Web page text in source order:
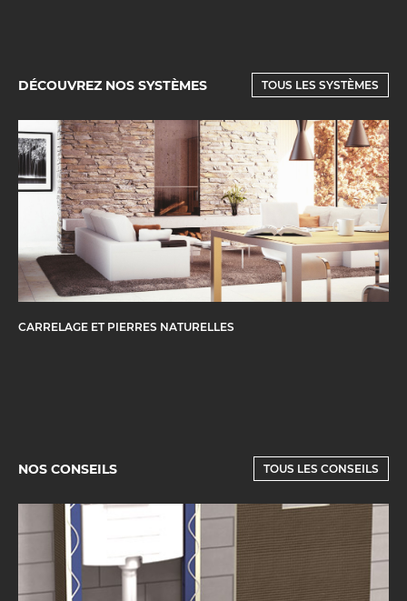
DÉCOUVREZ NOS SYSTÈMES TOUS LES SYSTÈMES
CARRELAGE ET PIERRES NATURELLES
NOS CONSEILS TOUS LES CONSEILS